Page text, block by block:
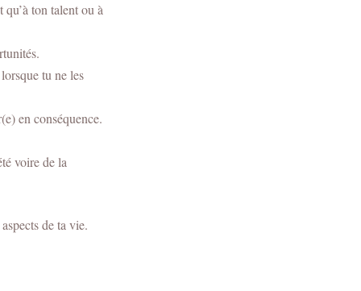
ton talent ou à
tu ne les
en conséquence.
voire de la
de ta vie.